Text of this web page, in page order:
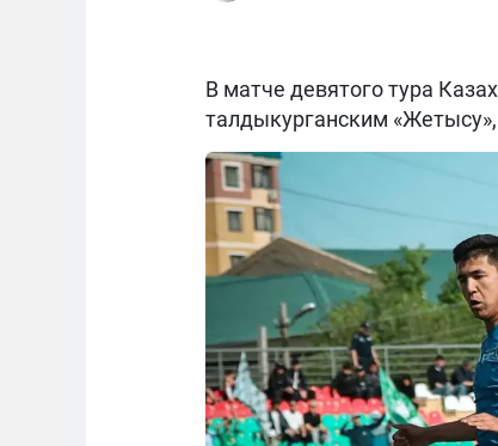
В матче девятого тура
талдыкурганским